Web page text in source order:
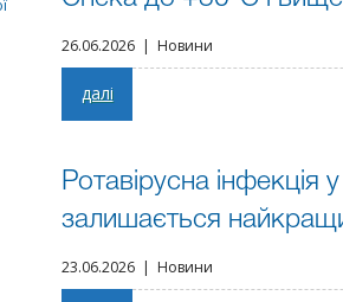
26.06.2026 | Новини
далі
Ротавірусна інфекція
залишається
23.06.2026 | Новини